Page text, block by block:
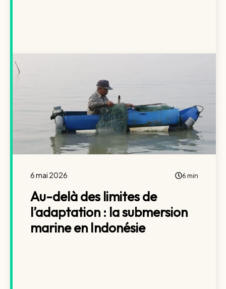
6 mai 2026 6 min
Au-delà des limites de
l’adaptation : la submersion
marine en Indonésie